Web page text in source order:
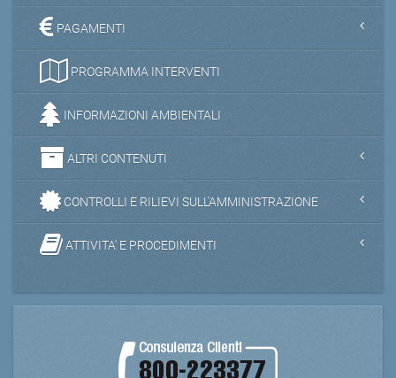
PAGAMENTI
PROGRAMMA INTERVENTI
INFORMAZIONI AMBIENTALI
ALTRI CONTENUTI
CONTROLLI E RILIEVI SULL'AMMINISTRAZIONE
ATTIVITA' E PROCEDIMENTI